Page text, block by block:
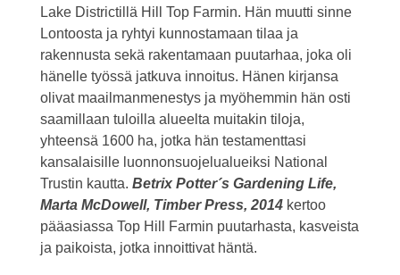
Lake Districtillä Hill Top Farmin. Hän muutti sinne
Lontoosta ja ryhtyi kunnostamaan tilaa ja
rakennusta sekä rakentamaan puutarhaa, joka oli
hänelle työssä jatkuva innoitus. Hänen kirjansa
olivat maailmanmenestys ja myöhemmin hän osti
saamillaan tuloilla alueelta muitakin tiloja,
yhteensä 1600 ha, jotka hän testamenttasi
kansalaisille luonnonsuojelualueiksi National
Trustin kautta. Betrix Potter´s Gardening Life,
Marta McDowell, Timber Press, 2014 kertoo
pääasiassa Top Hill Farmin puutarhasta, kasveista
ja paikoista, jotka innoittivat häntä.